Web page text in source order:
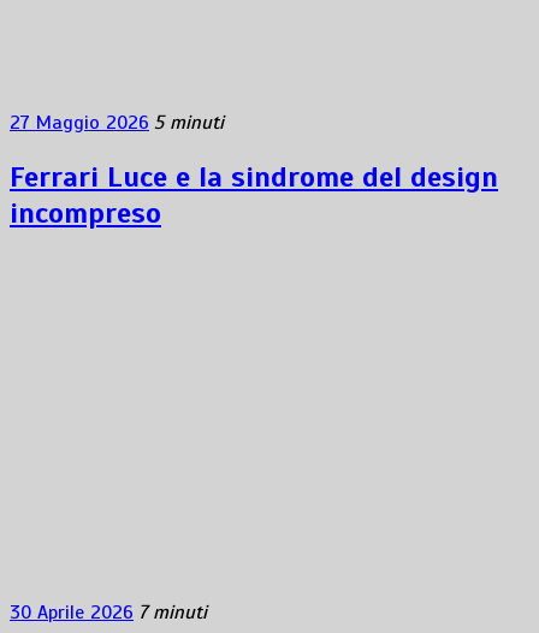
27 Maggio 2026 5 minuti
Ferrari Luce e la sindrome del design
incompreso
30 Aprile 2026 7 minuti